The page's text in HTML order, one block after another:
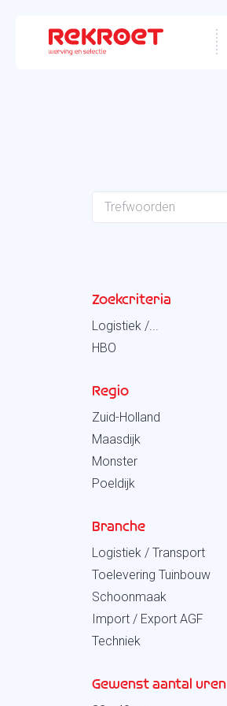
Zoekcriteria
Logistiek /...
HBO
Regio
Zuid-Holland
Maasdijk
Monster
Poeldijk
Branche
Logistiek / Transport
Toelevering Tuinbouw
Schoonmaak
Import / Export AGF
Techniek
Gewenst aantal uren